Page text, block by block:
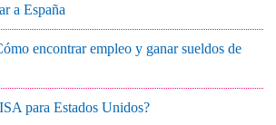
a España
encontrar empleo y ganar sueldos de
para Estados Unidos?